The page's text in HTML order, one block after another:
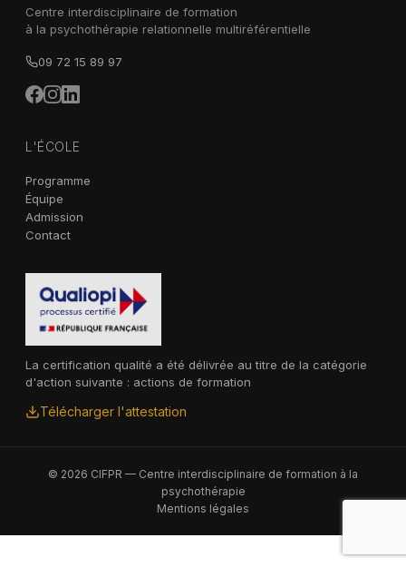
Centre interdisciplinaire de formation
à la psychothérapie relationnelle multiréférentielle
09 72 15 89 97
L'ÉCOLE
Programme
Équipe
Admission
Contact
La certification qualité a été délivrée au titre de la catégorie
d'action suivante : actions de formation
Télécharger l'attestation
© 2026 CIFPR — Centre interdisciplinaire de formation à la
psychothérapie
Mentions légales